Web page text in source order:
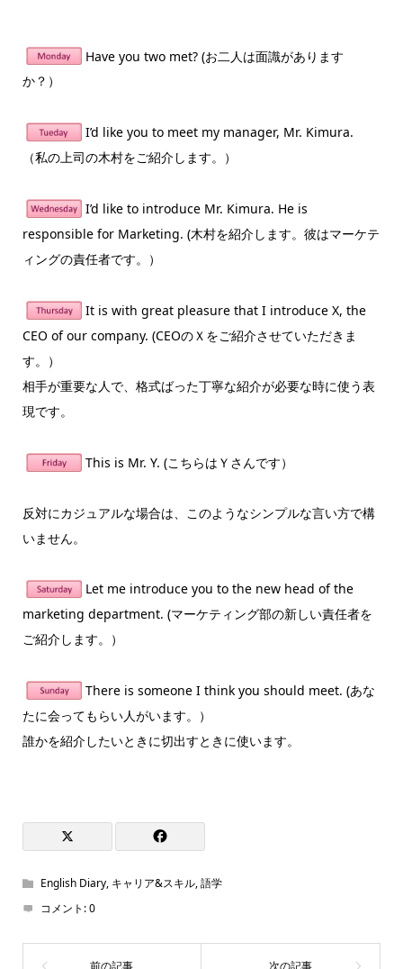
Have you two met? (お二人は面識があります
か？）
I’d like you to meet my manager, Mr. Kimura.
（私の上司の木村をご紹介します。）
I’d like to introduce Mr. Kimura. He is
responsible for Marketing. (木村を紹介します。彼はマーケテ
ィングの責任者です。）
It is with great pleasure that I introduce X, the
CEO of our company. (CEOのＸをご紹介させていただきま
す。）
相手が重要な人で、格式ばった丁寧な紹介が必要な時に使う表
現です。
This is Mr. Y. (こちらはＹさんです）
反対にカジュアルな場合は、このようなシンプルな言い方で構
いません。
Let me introduce you to the new head of the
marketing department. (マーケティング部の新しい責任者を
ご紹介します。）
There is someone I think you should meet. (あな
たに会ってもらい人がいます。）
誰かを紹介したいときに切出すときに使います。
English Diary, キャリア&スキル,語学
コメント:0